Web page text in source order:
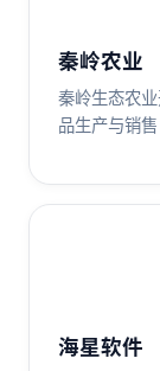
秦岭农业
秦岭生态农
品生产与销售
海星软件